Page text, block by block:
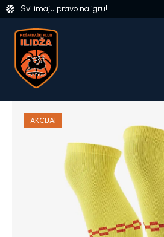
Svi imaju pravo na igru!
AKCIJA!